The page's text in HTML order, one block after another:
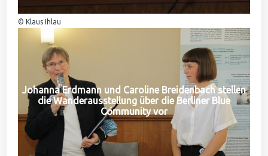
© Klaus Ihlau
Johanna Erdmann und Caroline Breidenbach stellen
die Wanderausstellung über die Berliner Blue
Community vor